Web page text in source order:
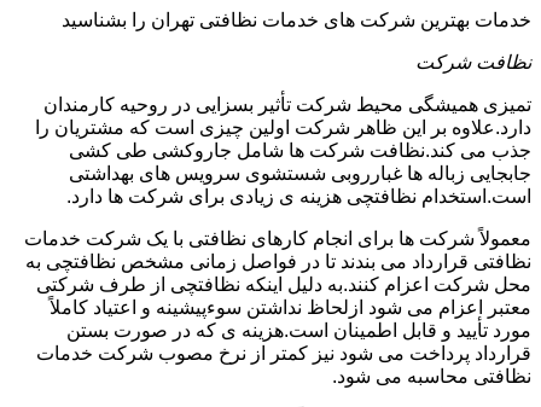
خدمات بهترین شرکت های خدمات نظافتی تهران را بشناسید
نظافت شرکت
تمیزی همیشگی محیط شرکت تأثیر بسزایی در روحیه کارمندان
دارد.علاوه بر این ظاهر شرکت اولین چیزی است که مشتریان را
جذب می کند.نظافت شرکت ها شامل جاروکشی طی کشی
جابجایی زباله ها غبارروبی شستشوی سرویس های بهداشتی
است.استخدام نظافتچی هزینه ی زیادی برای شرکت ها دارد.
معمولاً شرکت ها برای انجام کارهای نظافتی با یک شرکت خدمات
نظافتی قرارداد می بندند تا در فواصل زمانی مشخص نظافتچی به
محل شرکت اعزام کنند.به دلیل اینکه نظافتچی از طرف شرکتی
معتبر اعزام می شود ازلحاظ نداشتن سوءپیشینه و اعتیاد کاملاً
مورد تأیید و قابل اطمینان است.هزینه ی که در صورت بستن
قرارداد پرداخت می شود نیز کمتر از نرخ مصوب شرکت خدمات
نظافتی محاسبه می شود.